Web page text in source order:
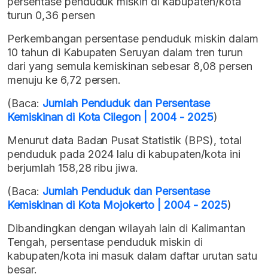
turun 0,36 persen
Perkembangan persentase penduduk miskin dalam
10 tahun di Kabupaten Seruyan dalam tren turun
dari yang semula kemiskinan sebesar 8,08 persen
menuju ke 6,72 persen.
(Baca: Jumlah Penduduk dan Persentase
Kemiskinan di Kota Cilegon | 2004 - 2025)
Menurut data Badan Pusat Statistik (BPS), total
penduduk pada 2024 lalu di kabupaten/kota ini
berjumlah 158,28 ribu jiwa.
(Baca: Jumlah Penduduk dan Persentase
Kemiskinan di Kota Mojokerto | 2004 - 2025)
Dibandingkan dengan wilayah lain di Kalimantan
Tengah, persentase penduduk miskin di
kabupaten/kota ini masuk dalam daftar urutan satu
besar.